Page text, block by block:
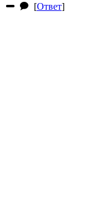
[Ответ]